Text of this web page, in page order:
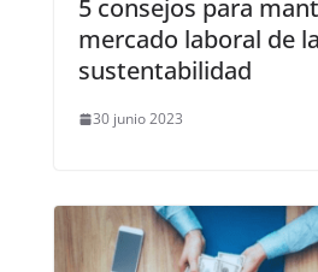
5 consejos para
mercado laboral de la
sustentabilidad
30 junio 2023